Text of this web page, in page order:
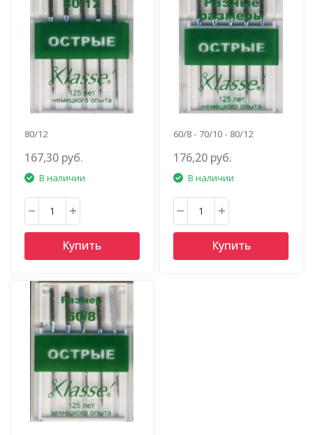
80/12
167,30 руб.
В наличии
Купить
60/8 - 70/10 - 80/12
176,20 руб.
В наличии
Купить